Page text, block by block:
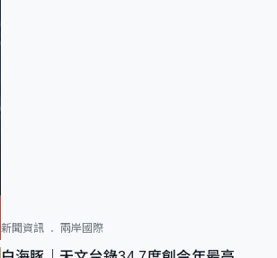
新聞資訊 兩岸國際